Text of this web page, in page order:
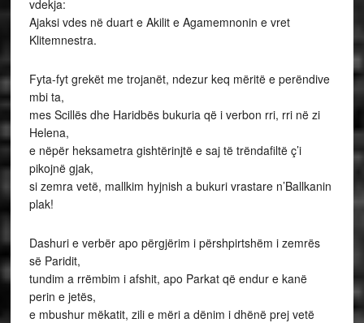
vdekja:
Ajaksi vdes në duart e Akilit e Agamemnonin e vret
Klitemnestra.
Fyta-fyt grekët me trojanët, ndezur keq mëritë e perëndive
mbi ta,
mes Scillës dhe Haridbës bukuria që i verbon rri, rri në zi
Helena,
e nëpër heksametra gishtërinjtë e saj të trëndafiltë ç’i
pikojnë gjak,
si zemra vetë, mallkim hyjnish a bukuri vrastare n’Ballkanin
plak!
Dashuri e verbër apo përgjërim i përshpirtshëm i zemrës
së Paridit,
tundim a rrëmbim i afshit, apo Parkat që endur e kanë
perin e jetës,
e mbushur mëkatit, zili e mëri a dënim i dhënë prej vetë